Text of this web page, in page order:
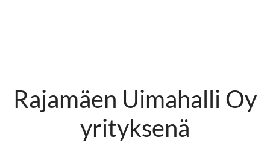
Rajamäen Uimahalli Oy
yrityksenä